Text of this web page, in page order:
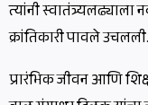
त्यांनी
क्रांतिकारी पावले उचलली.
प्रारंभिक जीवन आणि